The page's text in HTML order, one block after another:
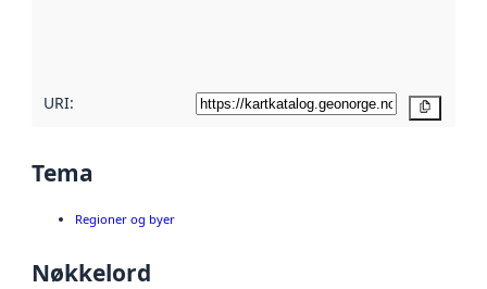
URI:
Tema
Regioner og byer
Nøkkelord